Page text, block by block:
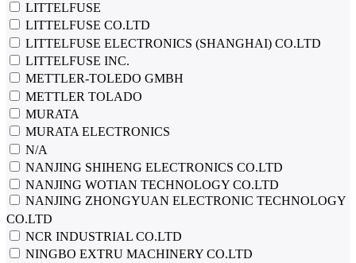
LITTELFUSE
LITTELFUSE CO.LTD
LITTELFUSE ELECTRONICS (SHANGHAI) CO.LTD
LITTELFUSE INC.
METTLER-TOLEDO GMBH
METTLER TOLADO
MURATA
MURATA ELECTRONICS
N/A
NANJING SHIHENG ELECTRONICS CO.LTD
NANJING WOTIAN TECHNOLOGY CO.LTD
NANJING ZHONGYUAN ELECTRONIC TECHNOLOGY
CO.LTD
NCR INDUSTRIAL CO.LTD
NINGBO EXTRU MACHINERY CO.LTD